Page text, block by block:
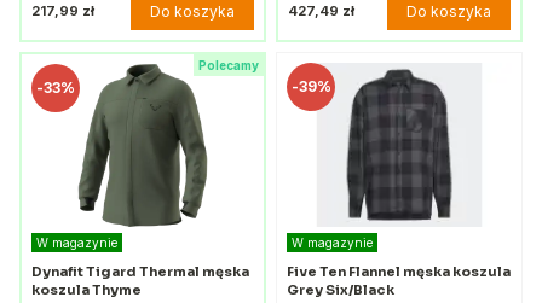
217,99 zł Do koszyka 427,49 zł Do koszyka
Polecamy
-33%
W magazynie
Dynafit Tigard Thermal męska
koszula Thyme
-39%
W magazynie
Five Ten Flannel męska koszula
Grey Six/Black